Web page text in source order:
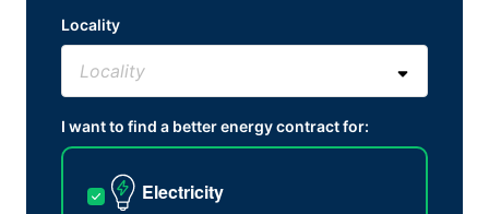
Locality
I want to find a better energy contract for:
Electricity